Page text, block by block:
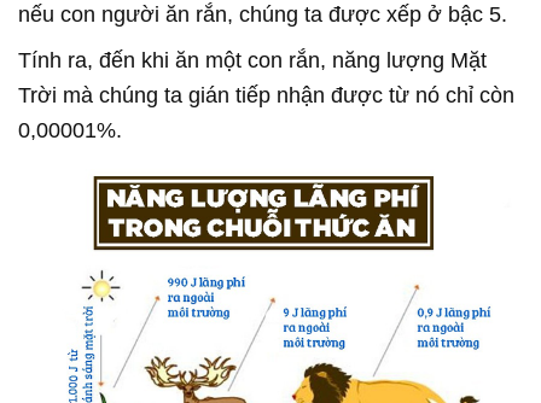
nếu con người ăn rắn, chúng ta được xếp ở bậc 5.
Tính ra, đến khi ăn một con rắn, năng lượng Mặt
Trời mà chúng ta gián tiếp nhận được từ nó chỉ còn
0,00001%.